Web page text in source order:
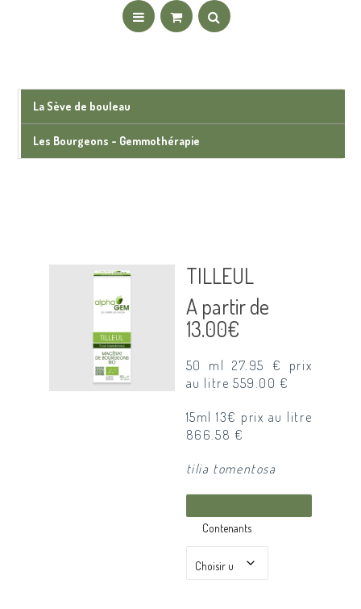
La Sève de bouleau
Les Bourgeons - Gemmothérapie
TILLEUL
A partir de
13.00€
50 ml 27.95 € prix
au litre 559.00 €
15ml 13€ prix au litre
866.58 €
tilia tomentosa
Contenants